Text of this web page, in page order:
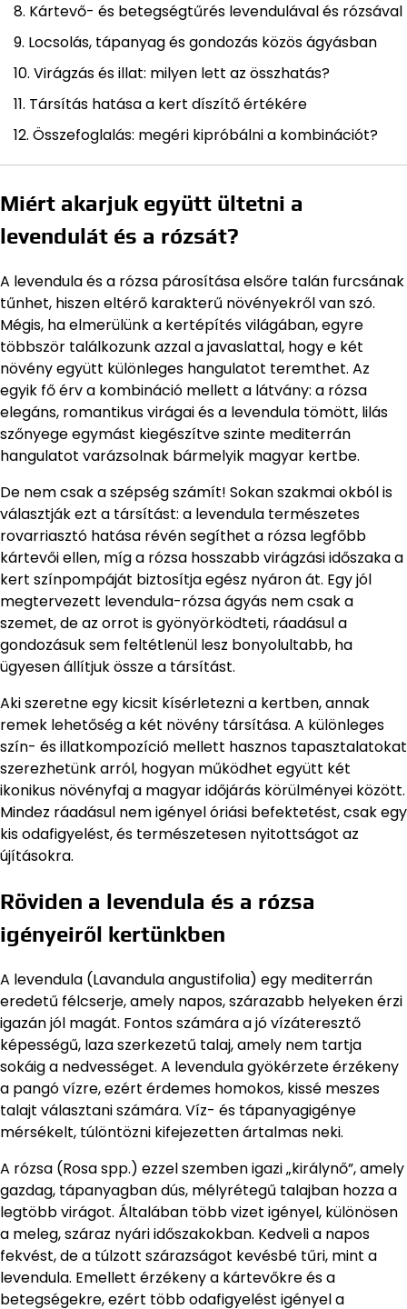
Kártevő- és betegségtűrés levendulával és rózsával
Locsolás, tápanyag és gondozás közös ágyásban
Virágzás és illat: milyen lett az összhatás?
Társítás hatása a kert díszítő értékére
Összefoglalás: megéri kipróbálni a kombinációt?
Miért akarjuk együtt ültetni a
levendulát és a rózsát?
A levendula és a rózsa párosítása elsőre talán furcsának
tűnhet, hiszen eltérő karakterű növényekről van szó.
Mégis, ha elmerülünk a kertépítés világában, egyre
többször találkozunk azzal a javaslattal, hogy e két
növény együtt különleges hangulatot teremthet. Az
egyik fő érv a kombináció mellett a látvány: a rózsa
elegáns, romantikus virágai és a levendula tömött, lilás
szőnyege egymást kiegészítve szinte mediterrán
hangulatot varázsolnak bármelyik magyar kertbe.
De nem csak a szépség számít! Sokan szakmai okból is
választják ezt a társítást: a levendula természetes
rovarriasztó hatása révén segíthet a rózsa legfőbb
kártevői ellen, míg a rózsa hosszabb virágzási időszaka a
kert színpompáját biztosítja egész nyáron át. Egy jól
megtervezett levendula-rózsa ágyás nem csak a
szemet, de az orrot is gyönyörködteti, ráadásul a
gondozásuk sem feltétlenül lesz bonyolultabb, ha
ügyesen állítjuk össze a társítást.
Aki szeretne egy kicsit kísérletezni a kertben, annak
remek lehetőség a két növény társítása. A különleges
szín- és illatkompozíció mellett hasznos tapasztalatokat
szerezhetünk arról, hogyan működhet együtt két
ikonikus növényfaj a magyar időjárás körülményei között.
Mindez ráadásul nem igényel óriási befektetést, csak egy
kis odafigyelést, és természetesen nyitottságot az
újításokra.
Röviden a levendula és a rózsa
igényeiről kertünkben
A levendula (Lavandula angustifolia) egy mediterrán
eredetű félcserje, amely napos, szárazabb helyeken érzi
igazán jól magát. Fontos számára a jó vízáteresztő
képességű, laza szerkezetű talaj, amely nem tartja
sokáig a nedvességet. A levendula gyökérzete érzékeny
a pangó vízre, ezért érdemes homokos, kissé meszes
talajt választani számára. Víz- és tápanyagigénye
mérsékelt, túlöntözni kifejezetten ártalmas neki.
A rózsa (Rosa spp.) ezzel szemben igazi „királynő”, amely
gazdag, tápanyagban dús, mélyrétegű talajban hozza a
legtöbb virágot. Általában több vizet igényel, különösen
a meleg, száraz nyári időszakokban. Kedveli a napos
fekvést, de a túlzott szárazságot kevésbé tűri, mint a
levendula. Emellett érzékeny a kártevőkre és a
betegségekre, ezért több odafigyelést igényel a